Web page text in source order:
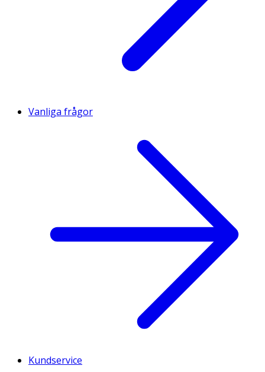
Vanliga frågor
Kundservice